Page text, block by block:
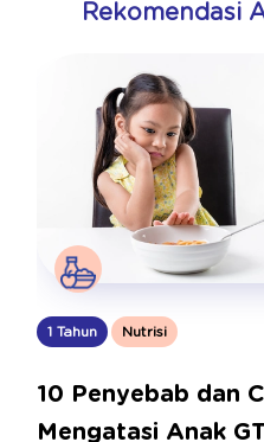
Rekomendasi
1 Tahun Nutrisi
10 Penyebab dan
Mengatasi Anak